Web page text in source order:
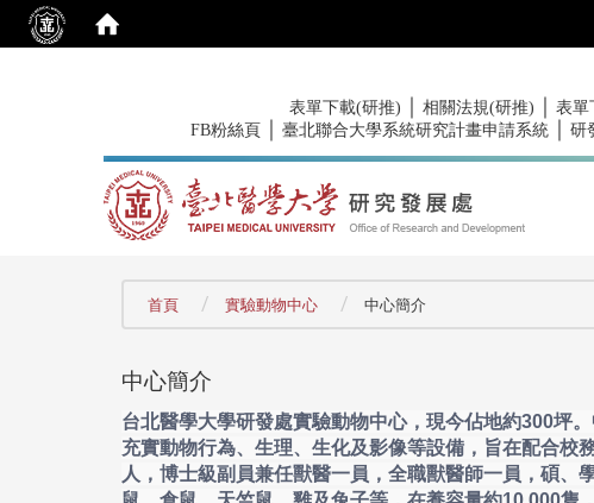
表單下載(研推) 相關法規(研推) 表單
FB粉絲頁 臺北聯合大學系統研究計畫申請系統 研
首頁 實驗動物中心 中心簡介
中心簡介
台北醫學大學研發處實驗動物中心，現今佔地約300坪
充實動物行為、生理、生化及影像等設備，旨在配合校
人，博士級副員兼任獸醫一員，全職獸醫師一員，碩